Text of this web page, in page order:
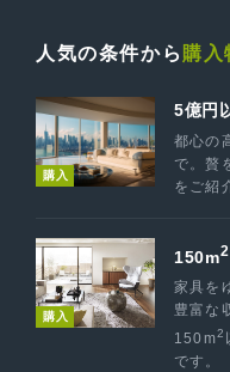
人気の条件から 購入
購入
5億円
都心の
で。贅
をご紹
購入
150m2
家具を
豊富な
150m2
です。